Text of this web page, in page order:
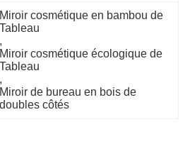
Miroir cosmétique en bambou de
Tableau
,
Miroir cosmétique écologique de
Tableau
,
Miroir de bureau en bois de
doubles côtés